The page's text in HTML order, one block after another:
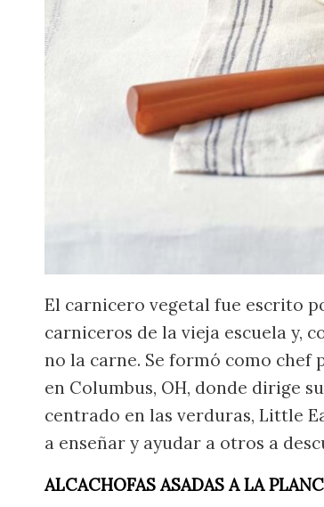
El carnicero vegetal fue escrito
carniceros de la vieja escuela y,
no la carne. Se formó como chef
en Columbus, OH, donde dirige
centrado en las verduras, Little
a enseñar y ayudar a otros a
ALCACHOFAS ASADAS A LA